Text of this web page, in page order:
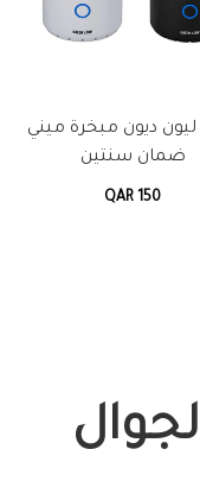
ديون مبخرة ميني
ضمان سنتين
QAR 150